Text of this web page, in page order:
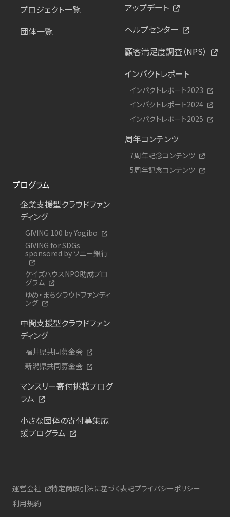
プロジェクト一覧
団体一覧
アップデート
ヘルプセンター
顧客満足度調査（NPS）
インパクトレポート
インパクトレポート2023
インパクトレポート2024
インパクトレポート2025
周年コンテンツ
7周年記念コンテンツ
5周年記念コンテンツ
プログラム
企業支援型クラウドファン
ディング
GIVING 100 by Yogibo
GIVING for SDGs
sponsored by ソニー銀行
ケイズハウスNPO助成プロ
グラム
ゆめ・まちクラウドファンディ
ング
中間支援型クラウドファン
ディング
福井県共同募金会
新潟県共同募金会
マンスリー寄付挑戦プログ
ラム
小さな団体の寄付募集応
援プログラム
運営会社 特定商取引法に基づく表記プライバシーポリシー
利用規約